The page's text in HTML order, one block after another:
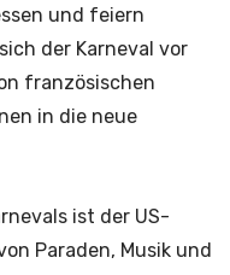
und feiern
der Karneval vor
französischen
in die neue
ist der US-
Paraden, Musik und